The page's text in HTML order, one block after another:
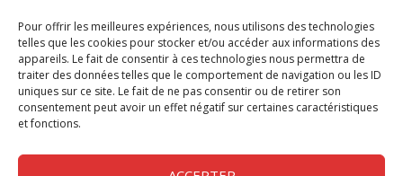
Pour offrir les meilleures expériences, nous utilisons des technologies
telles que les cookies pour stocker et/ou accéder aux informations des
appareils. Le fait de consentir à ces technologies nous permettra de
traiter des données telles que le comportement de navigation ou les ID
uniques sur ce site. Le fait de ne pas consentir ou de retirer son
consentement peut avoir un effet négatif sur certaines caractéristiques
et fonctions.
Chèque Compta
Chèque Emploi Spectacle
G-Pods
Profession Audio-visuel